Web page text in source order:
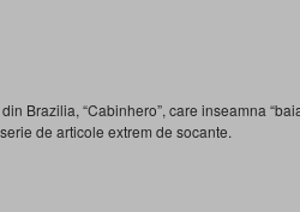
Brazilia, “Cabinhero”, care inseamna
de articole extrem de socante.